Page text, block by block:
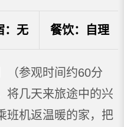
：无 餐饮：自理
（参观时间约60分
将几天来旅途中的兴
班机返温暖的家，把